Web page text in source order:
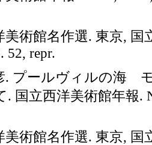
美術館名作選. 東京, 国
52, repr.
. プールヴィルの海
. 国立西洋美術館年報.
美術館名作選. 東京, 国